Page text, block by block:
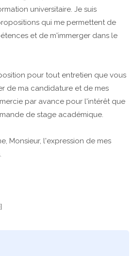
universitaire. Je suis
qui me permettent de
et de m'immerger dans le
pour tout entretien que vous
de ma candidature et de mes
par avance pour l'intérêt que
de stage académique.
Monsieur, l'expression de mes